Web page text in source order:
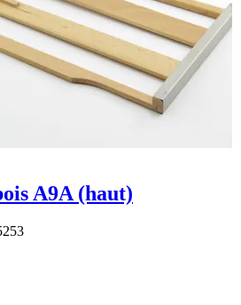
A9A (haut)